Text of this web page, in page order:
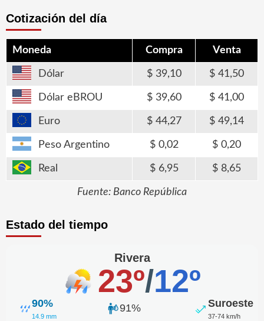
Cotización del día
Moneda Compra Venta
Dólar 39,10 41,50
Dólar eBROU 39,60 41,00
Euro 44,27 49,14
Peso Argentino 0,02 0,20
Real 6,95 8,65
Fuente: Banco República
Estado del tiempo
Rivera
23º/12º
90%
14.9 mm
91% Suroeste
37-74 km/h